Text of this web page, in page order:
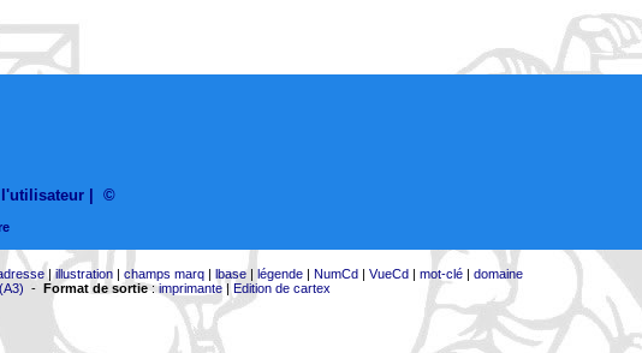
©
|illustration| champs marq| lbase| légende| NumCd| VueCd| mot-clé| domaine
- Format de sortie:imprimante| Edition de cartex